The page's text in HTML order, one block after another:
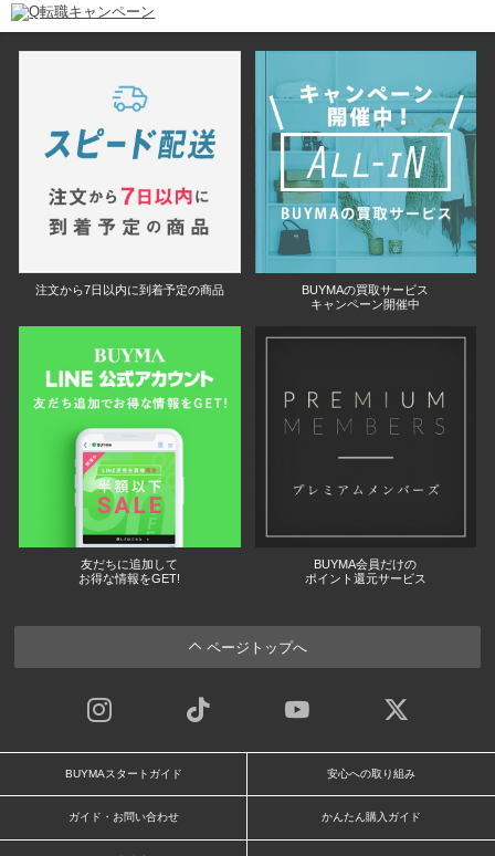
注文から7日以内に到着予定の商品
BUYMAの買取サービス
キャンペーン開催中
友だちに追加して
お得な情報をGET!
BUYMA会員だけの
ポイント還元サービス
ページトップへ
BUYMAスタートガイド 安心への取り組み
ガイド・お問い合わせ かんたん購入ガイド